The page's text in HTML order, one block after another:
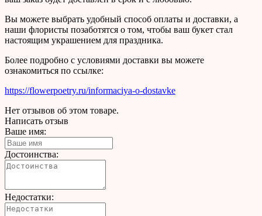
Вы можете выбрать удобный способ оплаты и доставки, а
наши флористы позаботятся о том, чтобы ваш букет стал
настоящим украшением для праздника.
Более подробно с условиями доставки вы можете
ознакомиться по ссылке:
https://flowerpoetry.ru/informaciya-o-dostavke
Нет отзывов об этом товаре.
Написать отзыв
Ваше имя:
Достоинства:
Недостатки: